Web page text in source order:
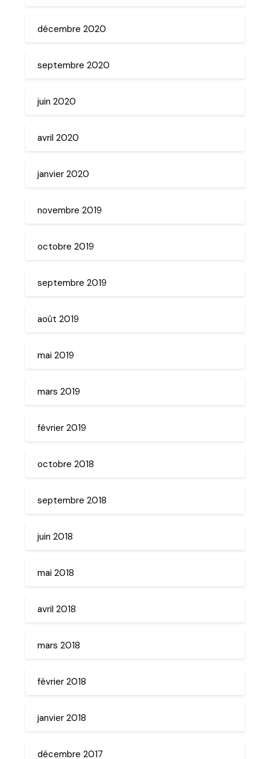
décembre 2020
septembre 2020
juin 2020
avril 2020
janvier 2020
novembre 2019
octobre 2019
septembre 2019
août 2019
mai 2019
mars 2019
février 2019
octobre 2018
septembre 2018
juin 2018
mai 2018
avril 2018
mars 2018
février 2018
janvier 2018
décembre 2017